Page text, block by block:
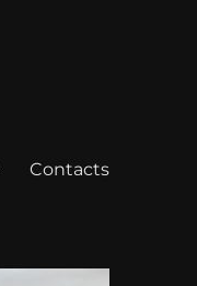
Contacts